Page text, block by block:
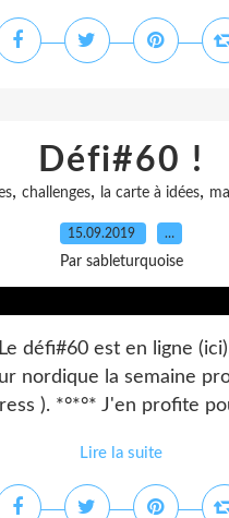
Défi#60 !
, challenges, la carte à idées,
15.09.2019 …
Par sableturquoise
défi#60 est en ligne
nordique la semaine
). *°*°* J'en profite
Lire la suite